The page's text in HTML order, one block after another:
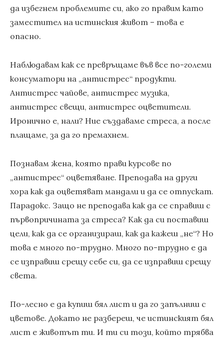
да избегнем проблемите си, ако го правим като
заместител на истинския живот – това е
опасно.
Наблюдавам как се превръщаме във все по-големи
консуматори на „антистрес“ продукти.
Антистрес чайове, антистрес музика,
антистрес свещи, антистрес оцветители.
Иронично е, нали? Ние създаваме стреса, а после
плащаме, за да го премахнем.
Познавам жена, която прави курсове по
„антистрес“ оцветяване. Преподава на други
хора как да оцветяват мандали и да се отпускат.
Парадокс. Защо не преподава как да се справиш с
първопричината за стреса? Как да си поставиш
цели, как да се организираш, как да кажеш „не“? Но
това е много по-трудно. Много по-трудно е да
се изправиш срещу себе си, да се изправиш срещу
света.
По-лесно е да купиш бял лист и да го запълниш с
цветове. Докато не разбереш, че истинският бял
лист е животът ти. И ти си този, който трябва